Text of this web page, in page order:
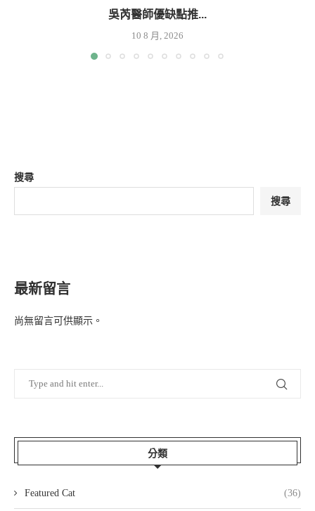
吳芮醫師優缺點推...
10 8 月, 2026
搜尋
搜尋
最新留言
尚無留言可供顯示。
分類
Featured Cat (36)